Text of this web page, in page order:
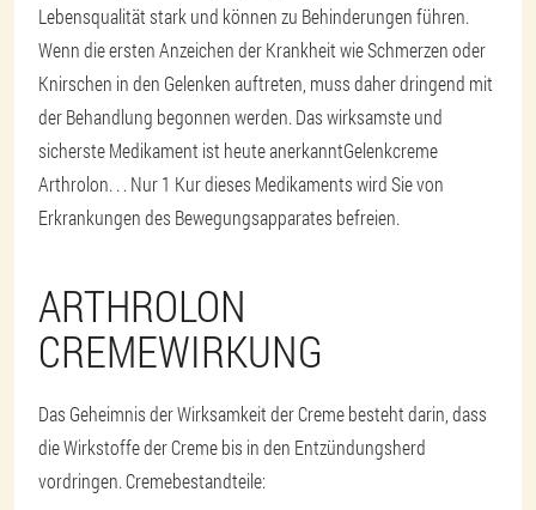
Lebensqualität stark und können zu Behinderungen führen.
Wenn die ersten Anzeichen der Krankheit wie Schmerzen oder
Knirschen in den Gelenken auftreten, muss daher dringend mit
der Behandlung begonnen werden. Das wirksamste und
sicherste Medikament ist heute anerkanntGelenkcreme
Arthrolon. . . Nur 1 Kur dieses Medikaments wird Sie von
Erkrankungen des Bewegungsapparates befreien.
ARTHROLON
CREMEWIRKUNG
Das Geheimnis der Wirksamkeit der Creme besteht darin, dass
die Wirkstoffe der Creme bis in den Entzündungsherd
vordringen. Cremebestandteile: